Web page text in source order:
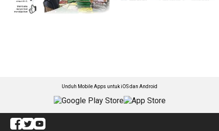
Unduh Mobile Apps untuk iOS dan Android